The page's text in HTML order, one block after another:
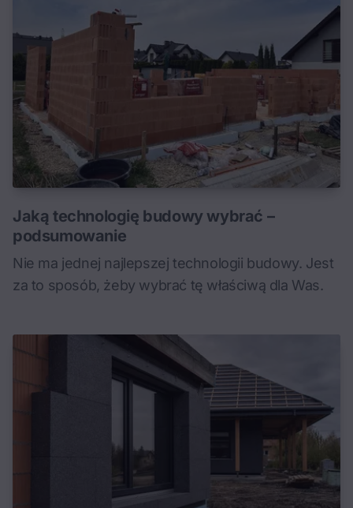
Jaką technologię budowy wybrać –
podsumowanie
Nie ma jednej najlepszej technologii budowy. Jest
za to sposób, żeby wybrać tę właściwą dla Was.